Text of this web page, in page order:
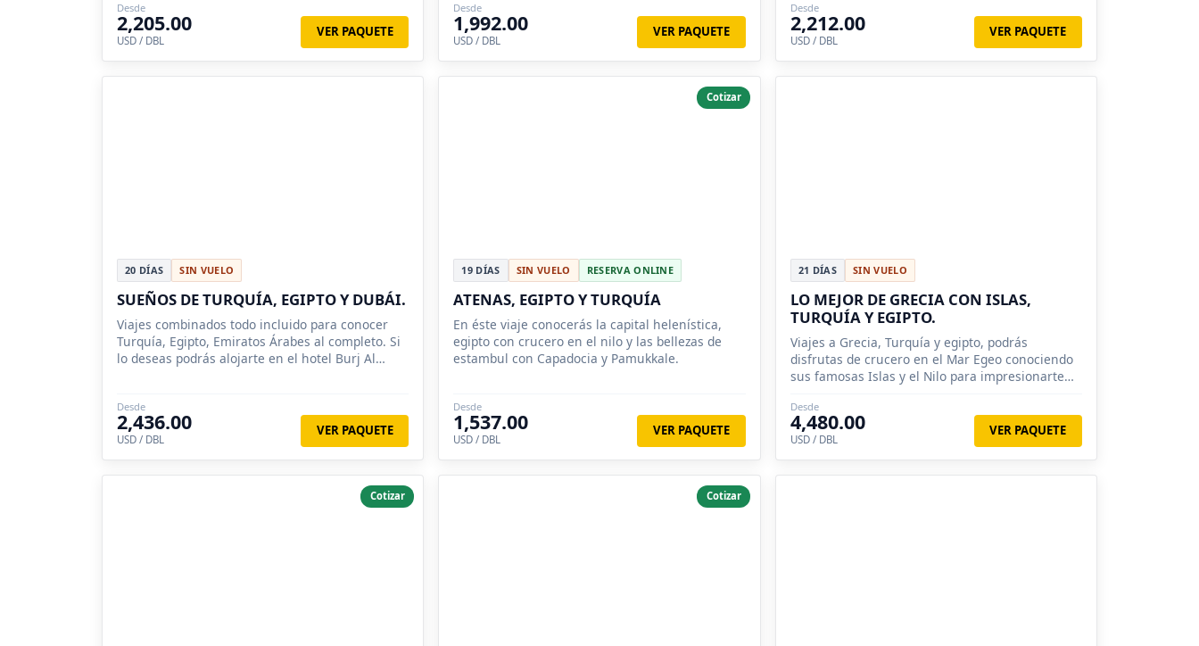
Desde
2,205.00
USD / DBL
VER PAQUETE
Desde
1,992.00
USD / DBL
VER PAQUETE
Desde
2,212.00
USD / DBL
VER PAQUETE
20 DÍAS SIN VUELO
SUEÑOS DE TURQUÍA, EGIPTO Y DUBÁI.
Viajes combinados todo incluido para conocer
Turquía, Egipto, Emiratos Árabes al completo. Si
lo deseas podrás alojarte en el hotel Burj Al
Desde
2,436.00
USD / DBL
VER PAQUETE
Cotizar
19 DÍAS SIN VUELO RESERVA ONLINE
ATENAS, EGIPTO Y TURQUÍA
En éste viaje conocerás la capital helenística,
egipto con crucero en el nilo y las bellezas de
estambul con Capadocia y Pamukkale.
Desde
1,537.00
USD / DBL
VER PAQUETE
21 DÍAS SIN VUELO
LO MEJOR DE GRECIA CON ISLAS,
TURQUÍA Y EGIPTO.
Viajes a Grecia, Turquía y egipto, podrás
disfrutas de crucero en el Mar Egeo conociendo
sus famosas Islas y el Nilo para impresionarte
Desde
4,480.00
USD / DBL
VER PAQUETE
Cotizar Cotizar